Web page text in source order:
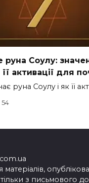
руна Соулу:
активації для
руна Соулу і як її
54
з письмового